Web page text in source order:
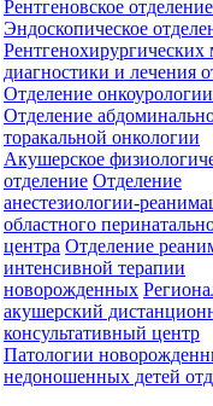
Рентгеновское отделение
Эндоскопическое
Рентгенохирургических
диагностики и лечения
Отделение онкоурологии
Отделение
торакальной онкологии
Акушерское
отделение Отделение
анестезиологии-
областного
центра Отделение
интенсивной терапии
новорожденных
акушерский
консультативный центр
Патологии
недоношенных детей